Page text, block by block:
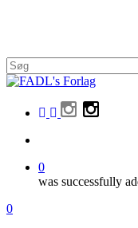
content
Close
facebook
linkedin
instagram
0
was successfully
Menu
search
0